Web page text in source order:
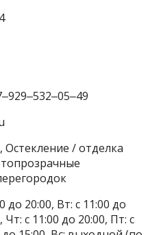
Остекление / отделка
20:00, Вт: с 11:00 до
Чт: с 11:00 до 20:00, Пт: с